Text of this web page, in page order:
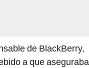
de BlackBerry,
a que aseguraba